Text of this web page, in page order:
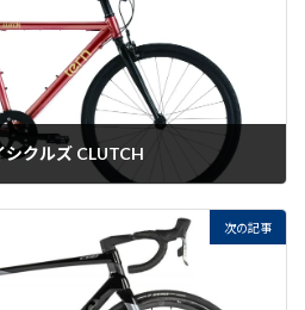
クルズ CLUTCH
次の記事